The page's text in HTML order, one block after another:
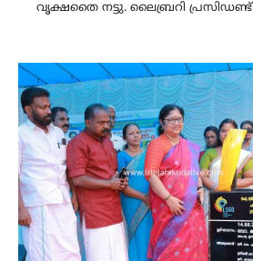
വൃക്ഷതൈ നട്ടു. ലൈബ്രറി പ്രസിഡണ്ട്